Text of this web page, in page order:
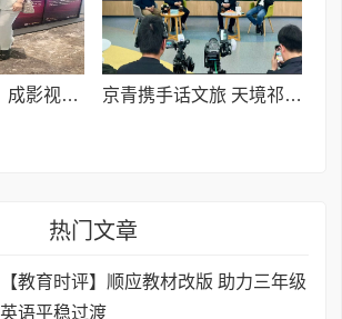
《哈尔滨女人》成影视版权交易焦点作品 京青携手话文旅 天境祁连展新颜
热门文章
【教育时评】顺应教材改版 助力三年级
英语平稳过渡